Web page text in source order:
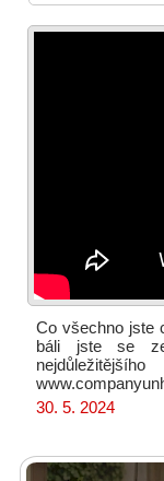
Co všechno jste
báli jste se
30. 5. 2024